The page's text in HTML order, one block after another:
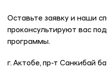
Оставьте заявку и наши
проконсультируют вас
программы.
г. Актобе, пр-т Санкибай